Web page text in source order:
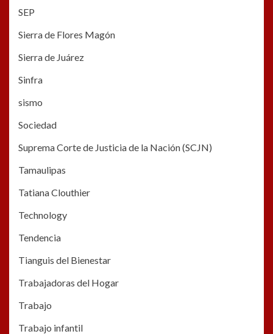
SEP
Sierra de Flores Magón
Sierra de Juárez
Sinfra
sismo
Sociedad
Suprema Corte de Justicia de la Nación (SCJN)
Tamaulipas
Tatiana Clouthier
Technology
Tendencia
Tianguis del Bienestar
Trabajadoras del Hogar
Trabajo
Trabajo infantil